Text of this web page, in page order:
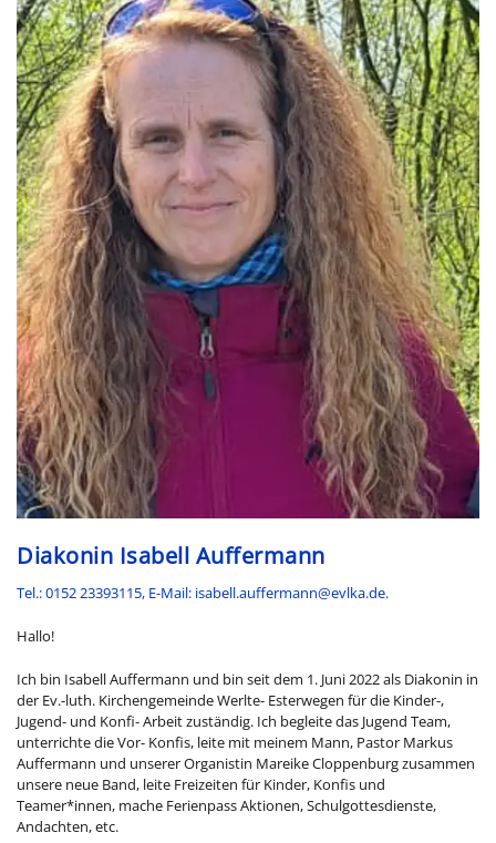
Diakonin Isabell Auffermann
Tel.: 0152 23393115, E-Mail: isabell.auffermann@evlka.de.
Hallo!
Ich bin Isabell Auffermann und bin seit dem 1. Juni 2022 als Diakonin in
der Ev.-luth. Kirchengemeinde Werlte- Esterwegen für die Kinder-,
Jugend- und Konfi- Arbeit zuständig. Ich begleite das Jugend Team,
unterrichte die Vor- Konfis, leite mit meinem Mann, Pastor Markus
Auffermann und unserer Organistin Mareike Cloppenburg zusammen
unsere neue Band, leite Freizeiten für Kinder, Konfis und
Teamer*innen, mache Ferienpass Aktionen, Schulgottesdienste,
Andachten, etc.